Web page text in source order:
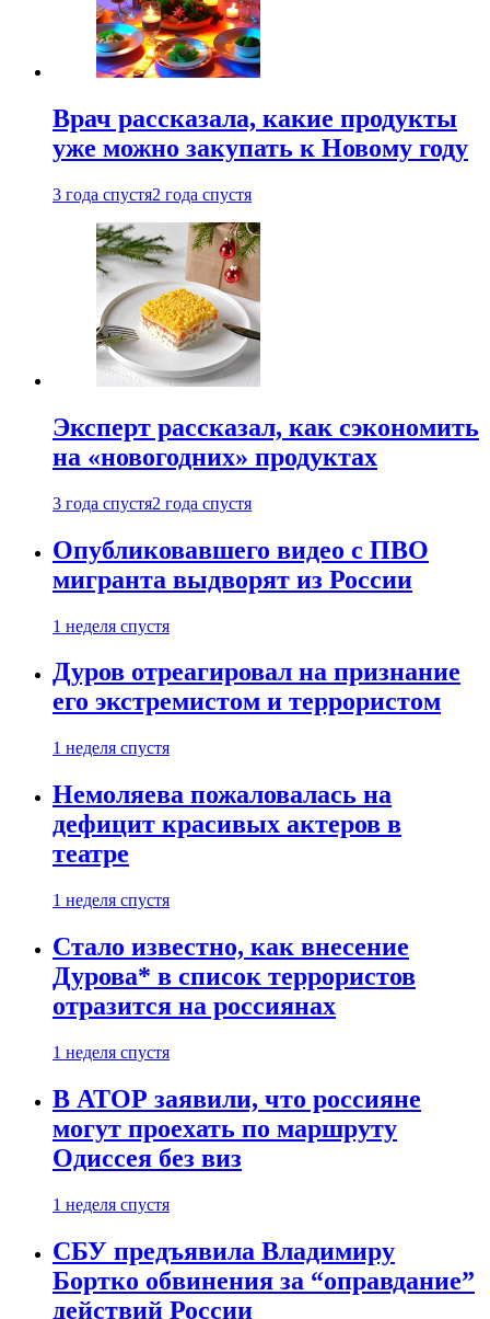
Врач рассказала, какие продукты
уже можно закупать к Новому году
3 года спустя2 года спустя
Эксперт рассказал, как сэкономить
на «новогодних» продуктах
3 года спустя2 года спустя
Опубликовавшего видео с ПВО
мигранта выдворят из России
1 неделя спустя
Дуров отреагировал на признание
его экстремистом и террористом
1 неделя спустя
Немоляева пожаловалась на
дефицит красивых актеров в
театре
1 неделя спустя
Стало известно, как внесение
Дурова* в список террористов
отразится на россиянах
1 неделя спустя
В АТОР заявили, что россияне
могут проехать по маршруту
Одиссея без виз
1 неделя спустя
СБУ предъявила Владимиру
Бортко обвинения за “оправдание”
действий России